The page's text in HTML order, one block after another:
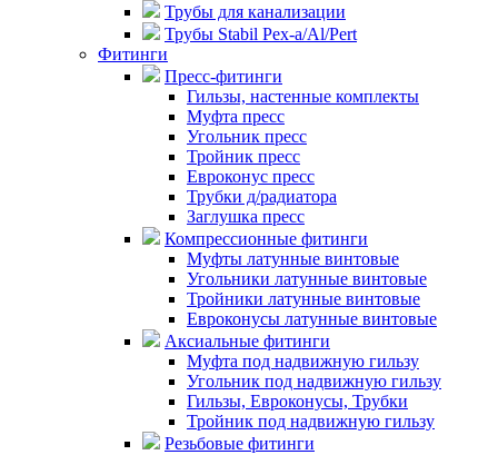
Трубы для канализации
Трубы Stabil Pex-a/Al/Pert
Фитинги
Пресс-фитинги
Гильзы, настенные комплекты
Муфта пресс
Угольник пресс
Тройник пресс
Евроконус пресс
Трубки д/радиатора
Заглушка пресс
Компрессионные фитинги
Муфты латунные винтовые
Угольники латунные винтовые
Тройники латунные винтовые
Евроконусы латунные винтовые
Аксиальные фитинги
Муфта под надвижную гильзу
Угольник под надвижную гильзу
Гильзы, Евроконусы, Трубки
Тройник под надвижную гильзу
Резьбовые фитинги